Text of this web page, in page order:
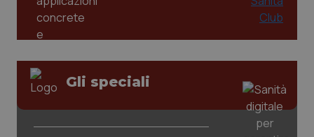
Gli speciali
tracking-sites-ironfish-
session-id
www.quotidianosanita.it
.quotidianosanita.it
mese